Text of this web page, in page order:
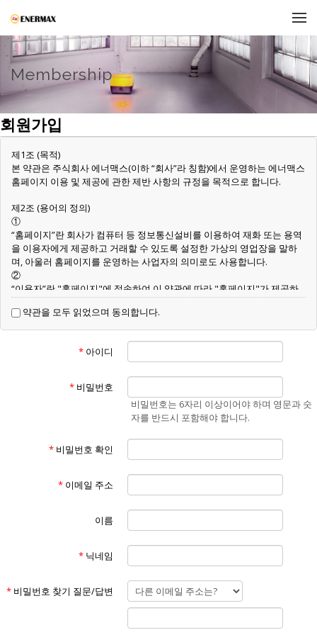
Membership
회원가입
제1조 (목적)
본 약관은 주식회사 에너맥스(이하 “회사”라 칭함)에서 운영하는 에너맥스
홈페이지 이용 및 제공에 관한 제반 사항의 규정을 목적으로 합니다.
제2조 (용어의 정의)
①
“홈페이지”란 회사가 컴퓨터 등 정보통신설비를 이용하여 재화 또는 용역
을 이용자에게 제공하고 거래할 수 있도록 설정한 가상의 영업장을 말하
며, 아울러 홈페이지를 운영하는 사업자의 의미로도 사용합니다.
②
“이용자”란 "홈페이지"에 접속하여 이 약관에 따라 "홈페이지"가 제공하
는 서비스를 받는 회원 및 비회원을 말합니다.
③
“회원”이라 함은 "홈페이지"에 개인정보를 제공하여 회원등록을 한 자로
서, "홈페이지"의 정보를 지속적으로 제공받으며 "홈페이지"가 제공하는
서비스를 계속적으로 이용할 수 있는 자를 말합니다.
“비회원”이라 함은 회원에 가입하지 않고 "홈페이지"가 제공하는 서비스
를 이용하는 자를 말합니다.
“게시물”이라 함은 회원이 홈페이지를 이용함에 있어서 홈페이지에 게시
한 부호,문자,음성,음향,화상,동영상 등의 정보 형태의 글,사진,동영상 및
각종 파일과 링크 등을 의미합니다.
본 약관은 "홈페이지"의 서비스 화면(www.에너맥스.com)에 게시하거나
홈페이지는 불가피한 여건이나 사정이 있을 경우 약관을 변경할 수 있으
며 변경할 경우, 적용일자 및 개정사유를 명시하여 현행약관과 함께 "홈페
이지"의 초기화면에 7일 이전부터 적용일자 전까지 공지합니다. 단, 회원
소로(회원이 "홈페이지"에 제출한 전자우편 주소) 개정약관을 발송하여
통지해야 합니다.
"홈페이지"가 전항에 따라 개정약관을 공지 또는 통지 하면서 회원에게 7
약관을 모두 읽었으며 동의합니다.
* 아이디
* 비밀번호
비밀번호는 6자리 이상이어야 하며 영문과 숫
자를 반드시 포함해야 합니다.
* 비밀번호 확인
* 이메일 주소
이름
* 닉네임
* 비밀번호 찾기 질문/답변